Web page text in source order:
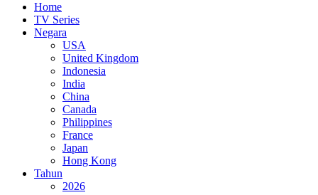
Home
TV Series
Negara
USA
United Kingdom
Indonesia
India
China
Canada
Philippines
France
Japan
Hong Kong
Tahun
2026